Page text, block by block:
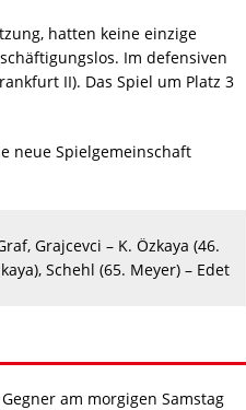
hatten keine einzige
Im defensiven
II). Das Spiel um Platz 3
neue Spielgemeinschaft
Grajcevci – K. Özkaya (46.
Schehl (65. Meyer) – Edet
am morgigen Samstag